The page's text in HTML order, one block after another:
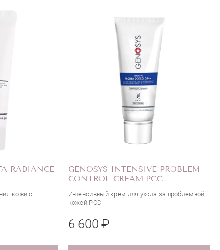
RADIANCE
кожи с
GENOSYS INTENSIVE PROBLEM
CONTROL CREAM PCC
Интенсивный крем для ухода за проблемной
кожей PCC
6 600 ₽